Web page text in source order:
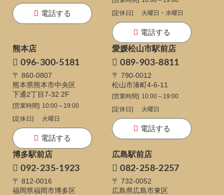
電話する
[定休日]
火曜日・水曜日
電話する
熊本店
096-300-5181
〒 860-0807
熊本県熊本市中央区
下通2丁目7-32 2F
[営業時間] 10:00～19:00
[定休日]
火曜日
電話する
愛媛松山市駅前店
089-903-8811
〒 790-0012
松山市湊町4-6-11
[営業時間] 10:00～19:00
[定休日]
火曜日
電話する
博多駅前店
092-235-1923
〒 812-0016
福岡県福岡市博多区
広島駅前店
082-258-2257
〒 732-0052
広島県広島市東区